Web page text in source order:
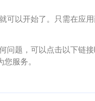
以开始了。只需在应用
问题，可以点击以下链
服务。